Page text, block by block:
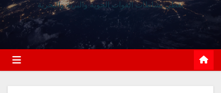
يغطي نشاطات القوات الجوية والبرية والبحرية